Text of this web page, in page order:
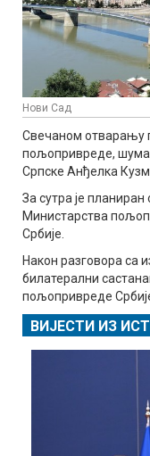
Нови Сад
Свечаном отварању
пољопривреде,
Српске Анђелка
За сутра је
Министарства
Србије.
Након разговора са
билатерални
пољопривреде
ВИЈЕСТИ ИЗ